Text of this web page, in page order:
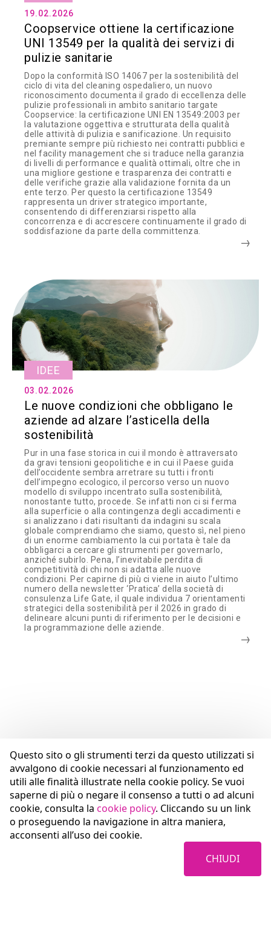
Questo sito o gli strumenti terzi da questo utilizzati si
avvalgono di cookie necessari al funzionamento ed
utili alle finalità illustrate nella cookie policy. Se vuoi
saperne di più o negare il consenso a tutti o ad alcuni
cookie, consulta la cookie policy. Cliccando su un link
o proseguendo la navigazione in altra maniera,
acconsenti all’uso dei cookie.
CHIUDI
19.02.2026
Coopservice ottiene la certificazione
UNI 13549 per la qualità dei servizi di
pulizie sanitarie
Dopo la conformità ISO 14067 per la sostenibilità del
ciclo di vita del cleaning ospedaliero, un nuovo
riconoscimento documenta il grado di eccellenza delle
pulizie professionali in ambito sanitario targate
Coopservice: la certificazione UNI EN 13549:2003 per
la valutazione oggettiva e strutturata della qualità
delle attività di pulizia e sanificazione. Un requisito
premiante sempre più richiesto nei contratti pubblici e
nel facility management che si traduce nella garanzia
di livelli di performance e qualità ottimali, oltre che in
una migliore gestione e trasparenza dei contratti e
delle verifiche grazie alla validazione fornita da un
ente terzo. Per questo la certificazione 13549
rappresenta un driver strategico importante,
consentendo di differenziarsi rispetto alla
concorrenza e di accrescere continuamente il grado di
soddisfazione da parte della committenza.
IDEE
03.02.2026
Le nuove condizioni che obbligano le
aziende ad alzare l’asticella della
sostenibilità
Pur in una fase storica in cui il mondo è attraversato
da gravi tensioni geopolitiche e in cui il Paese guida
dell’occidente sembra arretrare su tutti i fronti
dell’impegno ecologico, il percorso verso un nuovo
modello di sviluppo incentrato sulla sostenibilità,
nonostante tutto, procede. Se infatti non ci si ferma
alla superficie o alla contingenza degli accadimenti e
si analizzano i dati risultanti da indagini su scala
globale comprendiamo che siamo, questo sì, nel pieno
di un enorme cambiamento la cui portata è tale da
obbligarci a cercare gli strumenti per governarlo,
anziché subirlo. Pena, l’inevitabile perdita di
competitività di chi non si adatta alle nuove
condizioni. Per capirne di più ci viene in aiuto l’ultimo
numero della newsletter ‘Pratica’ della società di
consulenza Life Gate, il quale individua 7 orientamenti
strategici della sostenibilità per il 2026 in grado di
delineare alcuni punti di riferimento per le decisioni e
la programmazione delle aziende.